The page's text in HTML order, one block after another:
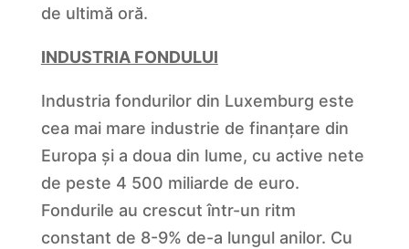
de ultimă oră.
INDUSTRIA FONDULUI
Industria fondurilor din Luxemburg este
cea mai mare industrie de finanțare din
Europa și a doua din lume, cu active nete
de peste 4 500 miliarde de euro.
Fondurile au crescut într-un ritm
constant de 8-9% de-a lungul anilor. Cu